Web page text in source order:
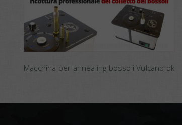
Macchina per annealing bossoli Vulcano ok